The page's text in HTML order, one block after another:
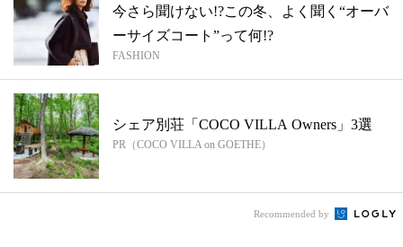
今さら聞けない!?この冬、よく聞く“オーバ
ーサイズコート”って何!?
FASHION
シェア別荘「COCO VILLA Owners」3選
PR（COCO VILLA on GOETHE）
Recommended by